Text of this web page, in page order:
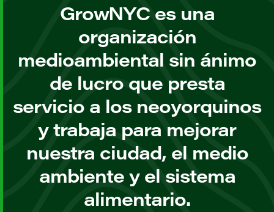
GrowNYC es una
organización
medioambiental sin ánimo
de lucro que presta
servicio a los neoyorquinos
y trabaja para mejorar
nuestra ciudad, el medio
ambiente y el sistema
alimentario.